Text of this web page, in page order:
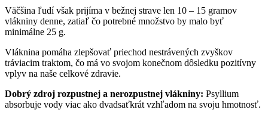
Väčšina ľudí však prijíma v bežnej strave len 10 – 15 gramov
vlákniny denne, zatiaľ čo potrebné množstvo by malo byť
minimálne 25 g.
Vláknina pomáha zlepšovať priechod nestrávených zvyškov
tráviacim traktom, čo má vo svojom konečnom dôsledku pozitívny
vplyv na naše celkové zdravie.
Dobrý zdroj rozpustnej a nerozpustnej vlákniny: Psyllium
absorbuje vody viac ako dvadsaťkrát vzhľadom na svoju hmotnosť.